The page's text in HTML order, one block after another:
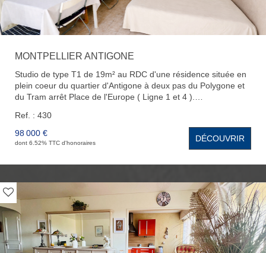
MONTPELLIER ANTIGONE
Studio de type T1 de 19m² au RDC d'une résidence située en
plein coeur du quartier d'Antigone à deux pas du Polygone et
du Tram arrêt Place de l'Europe ( Ligne 1 et 4 ).
sa cuisine américaine aménagée, et d'une salle d'eau avec
WC. Vous bénéficierez également de volets électriques et
d'une cave au sous-sol. Idéal Investisseur ( Location et/ou
Ref. : 430
98 000 €
dont 6.52% TTC d'honoraires DÉCOUVRIR